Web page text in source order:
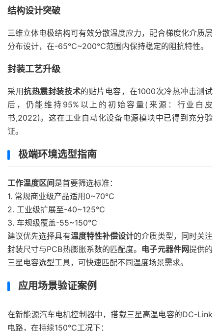
结构设计突破
三维立体电极结构可有效分散温度应力，配合梯度化介质层
分布设计，在-65℃~200℃范围内保持稳定的阻抗特性。
封装工艺升级
采用抗热震封装技术的贴片电容，在1000次冷热冲击测试
后，仍能维持95%以上的初始容量(来源：行业白皮
书,2022)。这在工业自动化设备电源模块中已得到充分验
证。
极端环境选型指南
工作温度区间是首要筛选标准：
1. 常规商业级产品适用0~70℃
2. 工业级扩展至-40~125℃
3. 车规级覆盖-55~150℃
建议优先选择具有温度特性补偿设计的介质类型，同时关注
封装尺寸与PCB热膨胀系数的匹配度。 电子元器件网提供的
三星电容选型工具，可快速匹配不同温度场景需求。
应用场景验证案例
在新能源汽车电机控制器中，搭载三星高温电容的DC-Link
电路，在持续150℃工况下：